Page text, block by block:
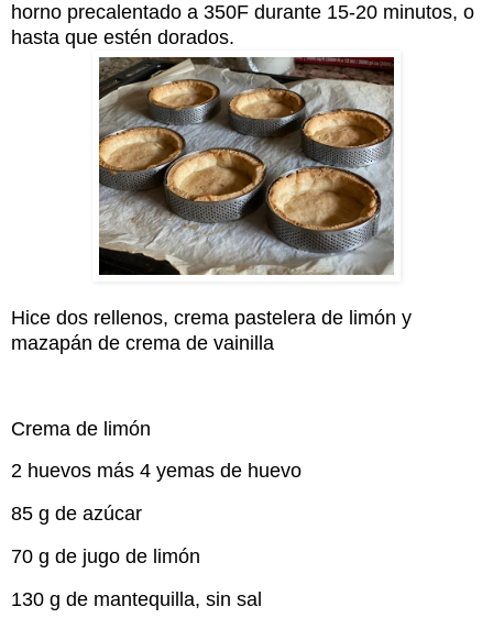
horno precalentado a 350F durante 15-20 minutos, o
hasta que estén dorados.
Hice dos rellenos, crema pastelera de limón y
mazapán de crema de vainilla
Crema de limón
2 huevos más 4 yemas de huevo
85 g de azúcar
70 g de jugo de limón
130 g de mantequilla, sin sal